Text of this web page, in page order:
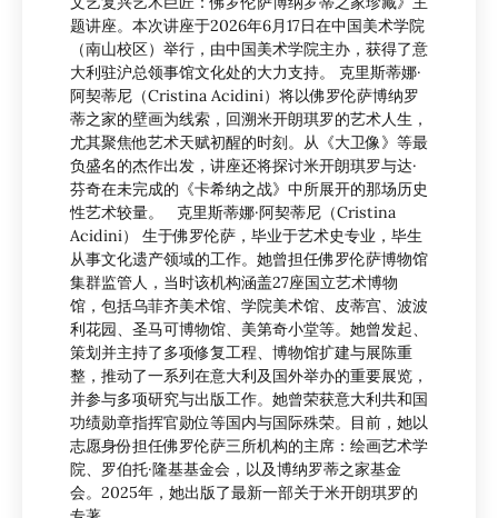
题讲座。本次讲座于2026年6月17日在中国美术学院
（南山校区）举行，由中国美术学院主办，获得了意
大利驻沪总领事馆文化处的大力支持。 克里斯蒂娜·
阿契蒂尼（Cristina Acidini）将以佛罗伦萨博纳罗
蒂之家的壁画为线索，回溯米开朗琪罗的艺术人生，
尤其聚焦他艺术天赋初醒的时刻。从《大卫像》等最
负盛名的杰作出发，讲座还将探讨米开朗琪罗与达·
芬奇在未完成的《卡希纳之战》中所展开的那场历史
性艺术较量。 克里斯蒂娜·阿契蒂尼（Cristina
Acidini） 生于佛罗伦萨，毕业于艺术史专业，毕生
从事文化遗产领域的工作。她曾担任佛罗伦萨博物馆
集群监管人，当时该机构涵盖27座国立艺术博物
馆，包括乌菲齐美术馆、学院美术馆、皮蒂宫、波波
利花园、圣马可博物馆、美第奇小堂等。她曾发起、
策划并主持了多项修复工程、博物馆扩建与展陈重
整，推动了一系列在意大利及国外举办的重要展览，
并参与多项研究与出版工作。她曾荣获意大利共和国
功绩勋章指挥官勋位等国内与国际殊荣。目前，她以
志愿身份担任佛罗伦萨三所机构的主席：绘画艺术学
院、罗伯托·隆基基金会，以及博纳罗蒂之家基金
会。2025年，她出版了最新一部关于米开朗琪罗的